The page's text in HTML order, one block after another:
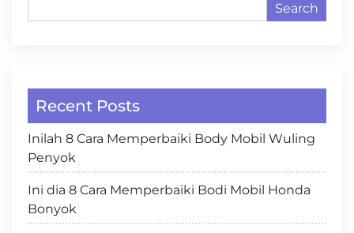
Search
Recent Posts
Inilah 8 Cara Memperbaiki Body Mobil Wuling
Penyok
Ini dia 8 Cara Memperbaiki Bodi Mobil Honda
Bonyok